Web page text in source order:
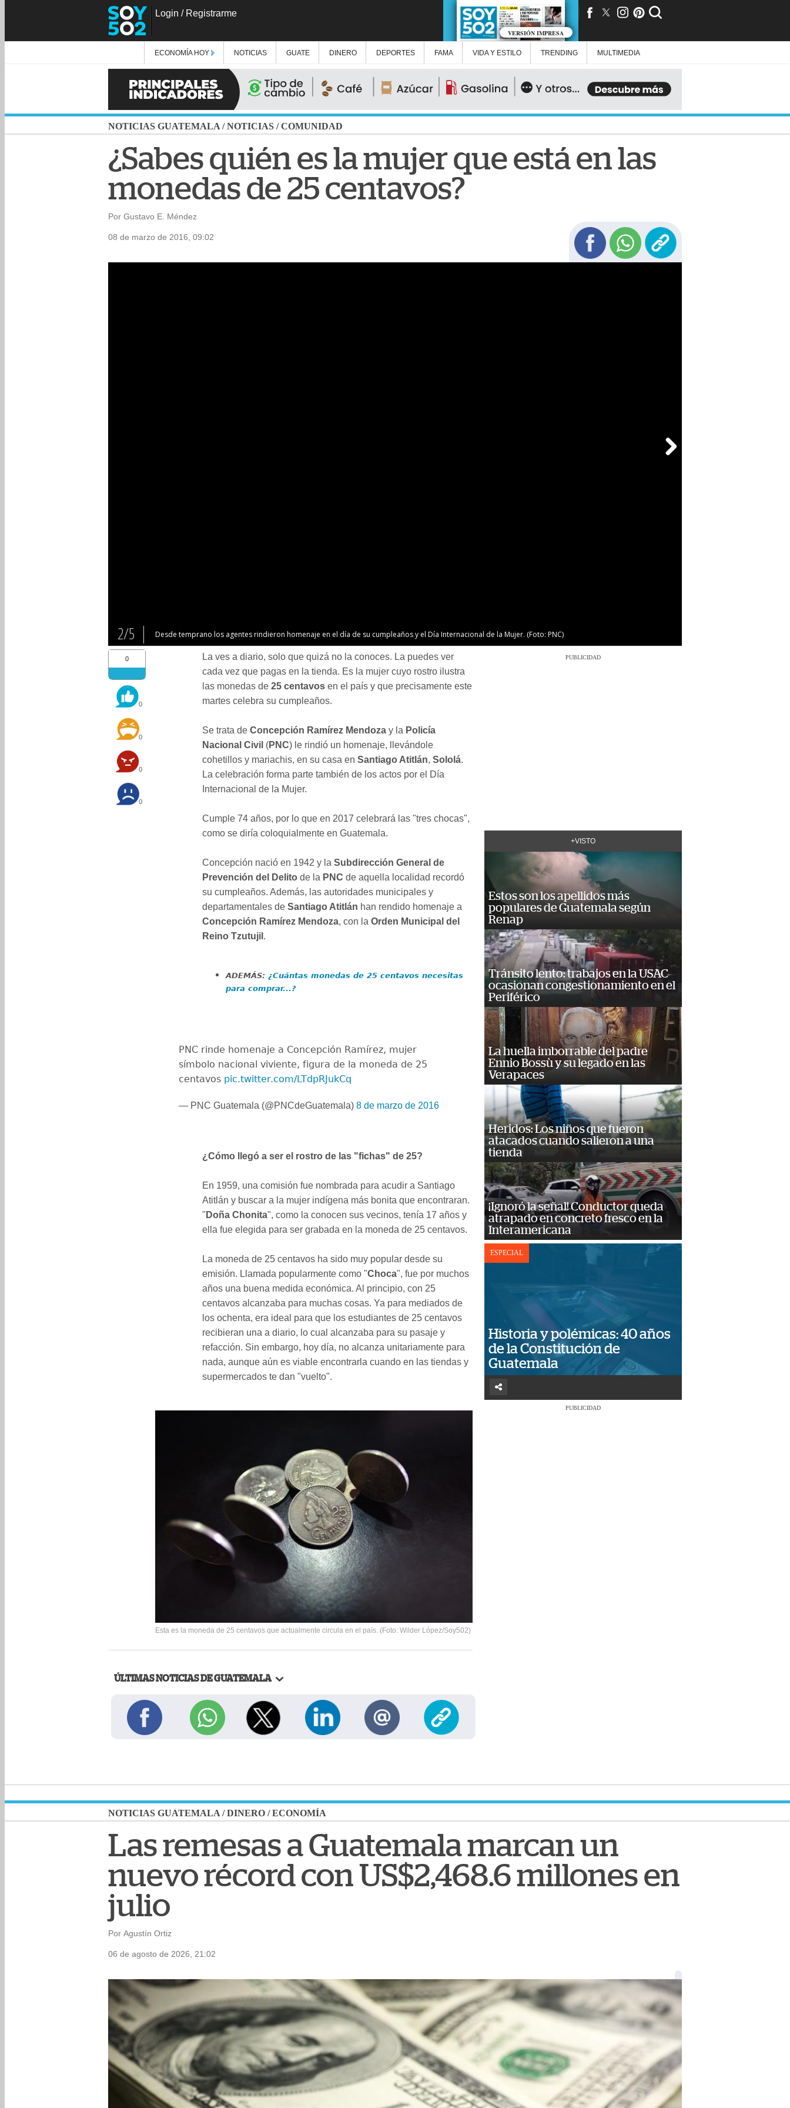
Login / Registrarme
VERSIÓN IMPRESA
ECONOMÍA HOY NOTICIAS GUATE DINERO DEPORTES FAMA VIDA Y ESTILO TRENDING MULTIMEDIA
NOTICIAS GUATEMALA /NOTICIAS /COMUNIDAD
¿Sabes quién es la mujer que está en las
monedas de 25 centavos?
Por Gustavo E. Méndez
08 de marzo de 2016, 09:02
2/5 Desde temprano los agentes rindieron homenaje en el día de su cumpleaños y el Día Internacional de la Mujer. (Foto: PNC)
0
0
0
0
0
La ves a diario, solo que quizá no la conoces. La puedes ver
cada vez que pagas en la tienda. Es la mujer cuyo rostro ilustra
las monedas de 25 centavos en el país y que precisamente este
martes celebra su cumpleaños.
Se trata de Concepción Ramírez Mendoza y la Policía
Nacional Civil (PNC) le rindió un homenaje, llevándole
cohetillos y mariachis, en su casa en Santiago Atitlán, Sololá.
La celebración forma parte también de los actos por el Día
Internacional de la Mujer.
Cumple 74 años, por lo que en 2017 celebrará las "tres chocas",
como se diría coloquialmente en Guatemala.
Concepción nació en 1942 y la Subdirección General de
Prevención del Delito de la PNC de aquella localidad recordó
su cumpleaños. Además, las autoridades municipales y
departamentales de Santiago Atitlán han rendido homenaje a
Concepción Ramírez Mendoza, con la Orden Municipal del
Reino Tzutujil .
ADEMÁS: ¿Cuántas monedas de 25 centavos necesitas
para comprar...?
PNC rinde homenaje a Concepción Ramírez, mujer
símbolo nacional viviente, figura de la moneda de 25
centavos pic.twitter.com/LTdpRJukCq
— PNC Guatemala (@PNCdeGuatemala) 8 de marzo de 2016
¿Cómo llegó a ser el rostro de las "fichas" de 25?
En 1959, una comisión fue nombrada para acudir a Santiago
Atitlán y buscar a la mujer indígena más bonita que encontraran.
" Doña Chonita", como la conocen sus vecinos, tenía 17 años y
ella fue elegida para ser grabada en la moneda de 25 centavos.
La moneda de 25 centavos ha sido muy popular desde su
emisión. Llamada popularmente como "Choca", fue por muchos
años una buena medida económica. Al principio, con 25
centavos alcanzaba para muchas cosas. Ya para mediados de
los ochenta, era ideal para que los estudiantes de 25 centavos
recibieran una a diario, lo cual alcanzaba para su pasaje y
refacción. Sin embargo, hoy día, no alcanza unitariamente para
nada, aunque aún es viable encontrarla cuando en las tiendas y
supermercados te dan "vuelto".
Esta es la moneda de 25 centavos que actualmente circula en el país. (Foto: Wilder López/Soy502)
ÚLTIMAS NOTICIAS DE GUATEMALA
PUBLICIDAD
+VISTO
Estos son los apellidos más
populares de Guatemala según
Renap
Tránsito lento: trabajos en la USAC
ocasionan congestionamiento en el
Periférico
La huella imborrable del padre
Ennio Bossù y su legado en las
Verapaces
Heridos: Los niños que fueron
atacados cuando salieron a una
tienda
¡Ignoró la señal! Conductor queda
atrapado en concreto fresco en la
Interamericana
ESPECIAL
Historia y polémicas: 40 años
de la Constitución de
Guatemala
PUBLICIDAD
NOTICIAS GUATEMALA /DINERO /ECONOMÍA
Las remesas a Guatemala marcan un
nuevo récord con US$2,468.6 millones en
julio
Por Agustín Ortiz
06 de agosto de 2026, 21:02